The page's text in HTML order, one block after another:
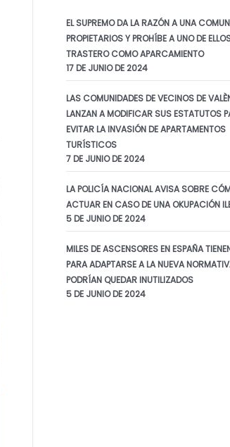
ACTUALIDAD
EL SUPREMO DA LA RAZÓN A UNA
PROPIETARIOS Y PROHÍBE A UNO DE
TRASTERO COMO APARCAMIENTO
17 DE JUNIO DE 2024
LAS COMUNIDADES DE VECINOS DE
LANZAN A MODIFICAR SUS ESTATUTOS
EVITAR LA INVASIÓN DE APARTAMENTOS
TURÍSTICOS
7 DE JUNIO DE 2024
LA POLICÍA NACIONAL AVISA SOBRE
ACTUAR EN CASO DE UNA OKUPACIÓN
5 DE JUNIO DE 2024
MILES DE ASCENSORES EN ESPAÑA
PARA ADAPTARSE A LA NUEVA
PODRÍAN QUEDAR INUTILIZADOS
5 DE JUNIO DE 2024